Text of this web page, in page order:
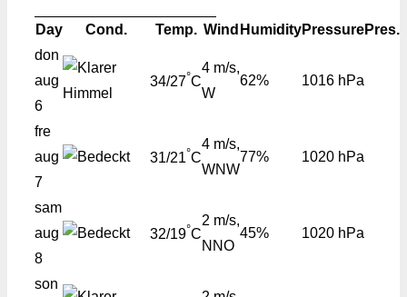
Day Cond. Temp. Wind HumidityPressurePres.
don
aug
6
34/27°C
4 m/s,
W
62% 1016 hPa
fre
aug
7
31/21°C
4 m/s,
WNW
77% 1020 hPa
sam
aug
8
32/19°C
2 m/s,
NNO
45% 1020 hPa
son